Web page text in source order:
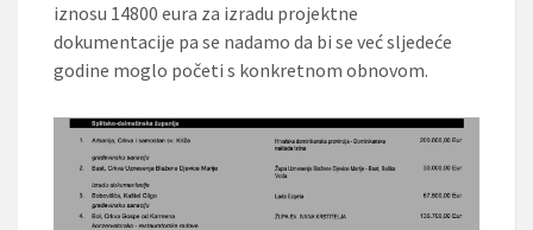
iznosu 14800 eura za izradu projektne
dokumentacije pa se nadamo da bi se već sljedeće
godine moglo početi s konkretnom obnovom.